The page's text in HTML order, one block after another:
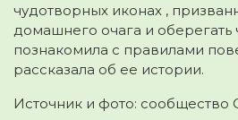
чудотворных иконах ,
домашнего очага и оберегать
познакомила с правилами
рассказала об ее истории.
Источник и фото: сообщество